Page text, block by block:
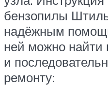
бензопилы
надёжным
ней можно
и
ремонту: